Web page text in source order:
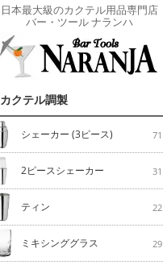
日本最大級のカクテル用品専門店
バー・ツール ナランハ
カクテル調製
シェーカー (3ピース) 71
2ピースシェーカー 31
ティン 22
ミキシンググラス 29